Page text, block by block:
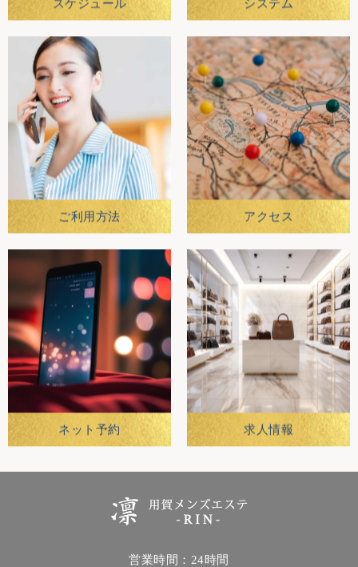
スケジュール システム
ご利用方法 アクセス
ネット予約 求人情報
営業時間：24時間